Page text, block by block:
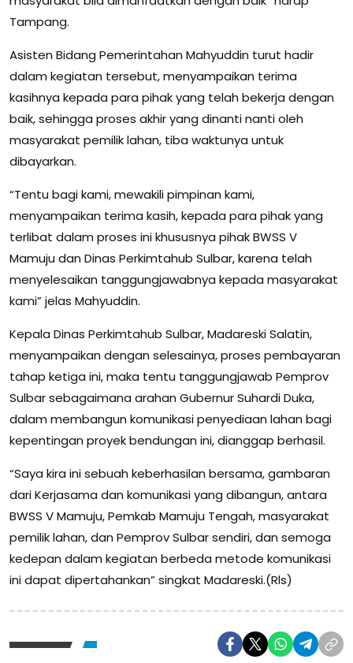
Tampang.
Asisten Bidang Pemerintahan Mahyuddin turut hadir
dalam kegiatan tersebut, menyampaikan terima
kasihnya kepada para pihak yang telah bekerja dengan
baik, sehingga proses akhir yang dinanti nanti oleh
masyarakat pemilik lahan, tiba waktunya untuk
dibayarkan.
“Tentu bagi kami, mewakili pimpinan kami,
menyampaikan terima kasih, kepada para pihak yang
terlibat dalam proses ini khususnya pihak BWSS V
Mamuju dan Dinas Perkimtahub Sulbar, karena telah
menyelesaikan tanggungjawabnya kepada masyarakat
kami” jelas Mahyuddin.
Kepala Dinas Perkimtahub Sulbar, Madareski Salatin,
menyampaikan dengan selesainya, proses pembayaran
tahap ketiga ini, maka tentu tanggungjawab Pemprov
Sulbar sebagaimana arahan Gubernur Suhardi Duka,
dalam membangun komunikasi penyediaan lahan bagi
kepentingan proyek bendungan ini, dianggap berhasil.
“Saya kira ini sebuah keberhasilan bersama, gambaran
dari Kerjasama dan komunikasi yang dibangun, antara
BWSS V Mamuju, Pemkab Mamuju Tengah, masyarakat
pemilik lahan, dan Pemprov Sulbar sendiri, dan semoga
kedepan dalam kegiatan berbeda metode komunikasi
ini dapat dipertahankan” singkat Madareski.(Rls)